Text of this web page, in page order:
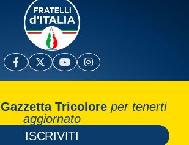
Gazzetta Tricolore per tenerti
aggiornato
ISCRIVITI